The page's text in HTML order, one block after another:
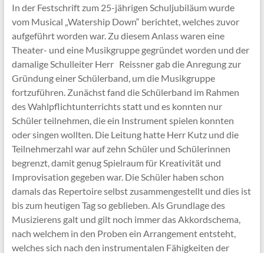
In der Festschrift zum 25-jährigen Schuljubiläum wurde
vom Musical „Watership Down“ berichtet, welches zuvor
aufgeführt worden war. Zu diesem Anlass waren eine
Theater- und eine Musikgruppe gegründet worden und der
damalige Schulleiter Herr Reissner gab die Anregung zur
Gründung einer Schülerband, um die Musikgruppe
fortzuführen. Zunächst fand die Schülerband im Rahmen
des Wahlpflichtunterrichts statt und es konnten nur
Schüler teilnehmen, die ein Instrument spielen konnten
oder singen wollten. Die Leitung hatte Herr Kutz und die
Teilnehmerzahl war auf zehn Schüler und Schülerinnen
begrenzt, damit genug Spielraum für Kreativität und
Improvisation gegeben war. Die Schüler haben schon
damals das Repertoire selbst zusammengestellt und dies ist
bis zum heutigen Tag so geblieben. Als Grundlage des
Musizierens galt und gilt noch immer das Akkordschema,
nach welchem in den Proben ein Arrangement entsteht,
welches sich nach den instrumentalen Fähigkeiten der